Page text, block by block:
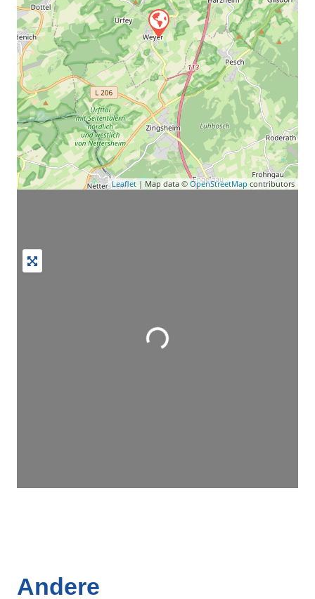
Leaflet | Map data © OpenStreetMap contributors
Wird geladen …
Andere